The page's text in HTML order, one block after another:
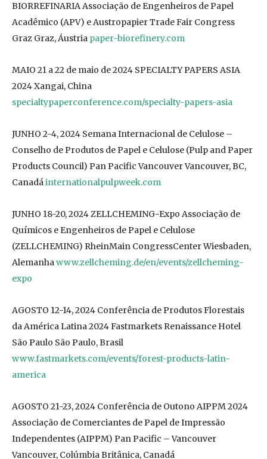
BIORREFINARIA Associação de Engenheiros de Papel
Acadêmico (APV) e Austropapier Trade Fair Congress
Graz Graz, Áustria paper-biorefinery.com
MAIO 21 a 22 de maio de 2024 SPECIALTY PAPERS ASIA
2024 Xangai, China
specialtypaperconference.com/specialty-papers-asia
JUNHO 2-4, 2024 Semana Internacional de Celulose –
Conselho de Produtos de Papel e Celulose (Pulp and Paper
Products Council) Pan Pacific Vancouver Vancouver, BC,
Canadáinternationalpulpweek.com
JUNHO 18-20, 2024 ZELLCHEMING-Expo Associação de
Químicos e Engenheiros de Papel e Celulose
(ZELLCHEMING) RheinMain CongressCenter Wiesbaden,
Alemanhawww.zellcheming.de/en/events/zellcheming-
expo
AGOSTO 12-14, 2024 Conferência de Produtos Florestais
da América Latina 2024 Fastmarkets Renaissance Hotel
São Paulo São Paulo, Brasil
www.fastmarkets.com/events/forest-products-latin-
america
AGOSTO 21-23, 2024 Conferência de Outono AIPPM 2024
Associação de Comerciantes de Papel de Impressão
Independentes (AIPPM) Pan Pacific – Vancouver
Vancouver, Colúmbia Britânica, Canadá